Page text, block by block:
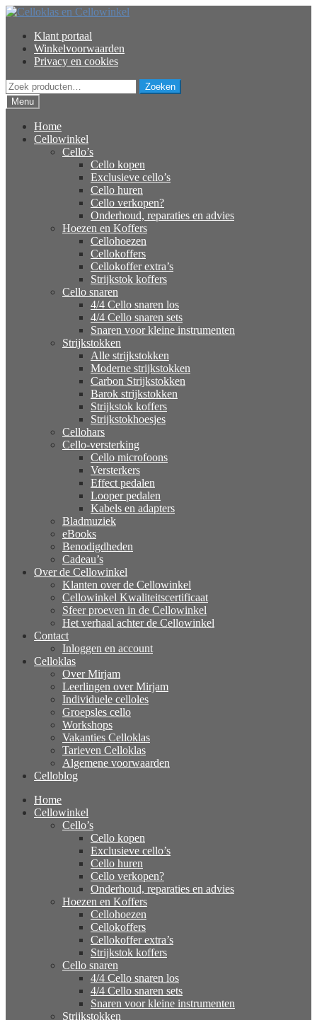
Ga
naar
navigatie
Ga
inhoud
Klant portaal
Winkelvoorwaarden
Privacy en cookies
Zoeken
naar:
Zoeken
Menu
Home
Cellowinkel
Cello’s
Cello kopen
Exclusieve cello’s
Cello huren
Cello verkopen?
Onderhoud, reparaties en advies
Hoezen en Koffers
Cellohoezen
Cellokoffers
Cellokoffer extra’s
Strijkstok koffers
Cello snaren
4/4 Cello snaren los
4/4 Cello snaren sets
Snaren voor kleine instrumenten
Strijkstokken
Alle strijkstokken
Moderne strijkstokken
Carbon Strijkstokken
Barok strijkstokken
Strijkstok koffers
Strijkstokhoesjes
Cellohars
Cello-versterking
Cello microfoons
Versterkers
Effect pedalen
Looper pedalen
Kabels en adapters
Bladmuziek
eBooks
Benodigdheden
Cadeau’s
Over de Cellowinkel
Klanten over de Cellowinkel
Cellowinkel Kwaliteitscertificaat
Sfeer proeven in de Cellowinkel
Het verhaal achter de Cellowinkel
Contact
Inloggen en account
Celloklas
Over Mirjam
Leerlingen over Mirjam
Individuele celloles
Groepsles cello
Workshops
Vakanties Celloklas
Tarieven Celloklas
Algemene voorwaarden
Celloblog
Home
Cellowinkel
Cello’s
Cello kopen
Exclusieve cello’s
Cello huren
Cello verkopen?
Onderhoud, reparaties en advies
Hoezen en Koffers
Cellohoezen
Cellokoffers
Cellokoffer extra’s
Strijkstok koffers
Cello snaren
4/4 Cello snaren los
4/4 Cello snaren sets
Snaren voor kleine instrumenten
Strijkstokken